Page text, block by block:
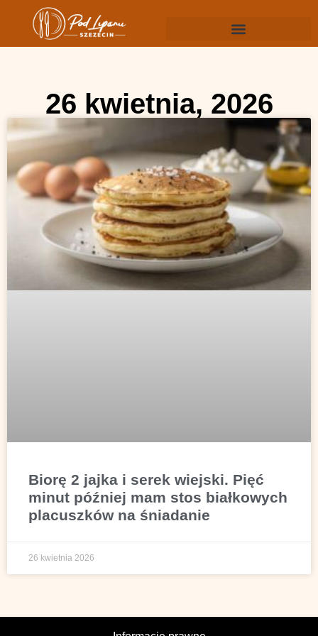
26 kwietnia, 2026
Biorę 2 jajka i serek wiejski. Pięć
minut później mam stos białkowych
placuszków na śniadanie
26 kwietnia 2026